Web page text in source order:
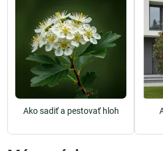
Ako sadiť a pestovať hloh